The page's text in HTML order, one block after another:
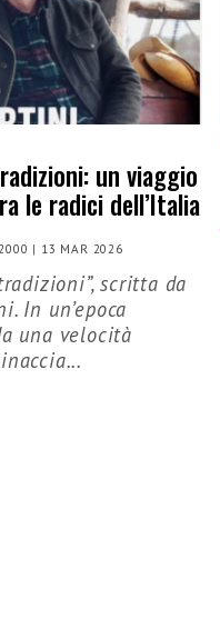
un viaggio
le radici dell’Italia
| 13 MAR 2026
scritta da
In un’epoca
una velocità